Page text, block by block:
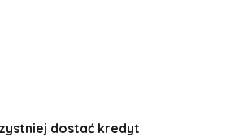
dostać kredyt